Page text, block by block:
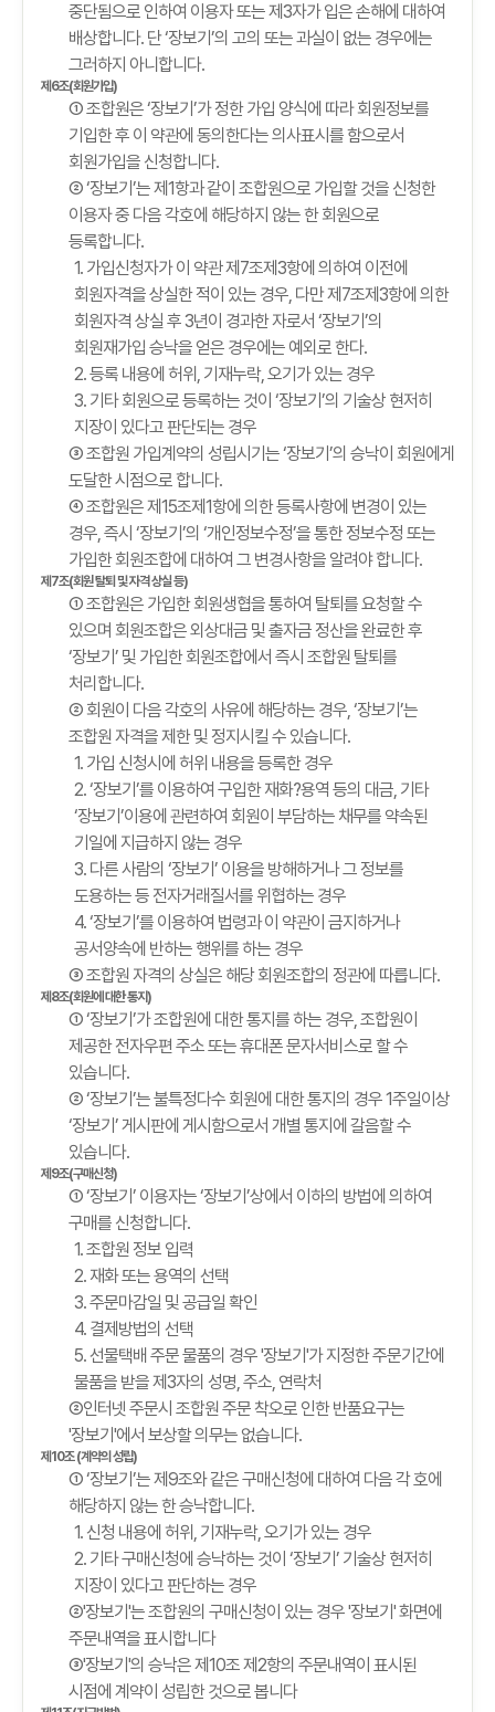
중단됨으로 인하여 이용자 또는 제3자가 입은 손해에 대하여
배상합니다. 단 ‘장보기’의 고의 또는 과실이 없는 경우에는
그러하지 아니합니다.
제6조(회원가입)
① 조합원은 ‘장보기’가 정한 가입 양식에 따라 회원정보를
기입한 후 이 약관에 동의한다는 의사표시를 함으로서
회원가입을 신청합니다.
② ‘장보기’는 제1항과 같이 조합원으로 가입할 것을 신청한
이용자 중 다음 각호에 해당하지 않는 한 회원으로
등록합니다.
1. 가입신청자가 이 약관 제7조제3항에 의하여 이전에
회원자격을 상실한 적이 있는 경우, 다만 제7조제3항에 의한
회원자격 상실 후 3년이 경과한 자로서 ‘장보기’의
회원재가입 승낙을 얻은 경우에는 예외로 한다.
2. 등록 내용에 허위, 기재누락, 오기가 있는 경우
3. 기타 회원으로 등록하는 것이 ‘장보기’의 기술상 현저히
지장이 있다고 판단되는 경우
③ 조합원 가입계약의 성립시기는 ‘장보기’의 승낙이 회원에게
도달한 시점으로 합니다.
④ 조합원은 제15조제1항에 의한 등록사항에 변경이 있는
경우, 즉시 ‘장보기’의 ‘개인정보수정’을 통한 정보수정 또는
가입한 회원조합에 대하여 그 변경사항을 알려야 합니다.
제7조(회원 탈퇴 및 자격 상실 등)
① 조합원은 가입한 회원생협을 통하여 탈퇴를 요청할 수
있으며 회원조합은 외상대금 및 출자금 정산을 완료한 후
‘장보기’ 및 가입한 회원조합에서 즉시 조합원 탈퇴를
처리합니다.
② 회원이 다음 각호의 사유에 해당하는 경우, ‘장보기’는
조합원 자격을 제한 및 정지시킬 수 있습니다.
1. 가입 신청시에 허위 내용을 등록한 경우
2. ‘장보기’를 이용하여 구입한 재화?용역 등의 대금, 기타
‘장보기’이용에 관련하여 회원이 부담하는 채무를 약속된
기일에 지급하지 않는 경우
3. 다른 사람의 ‘장보기’ 이용을 방해하거나 그 정보를
도용하는 등 전자거래질서를 위협하는 경우
4. ‘장보기’를 이용하여 법령과 이 약관이 금지하거나
공서양속에 반하는 행위를 하는 경우
③ 조합원 자격의 상실은 해당 회원조합의 정관에 따릅니다.
제8조(회원에 대한 통지)
① ‘장보기’가 조합원에 대한 통지를 하는 경우, 조합원이
제공한 전자우편 주소 또는 휴대폰 문자서비스로 할 수
있습니다.
② ‘장보기’는 불특정다수 회원에 대한 통지의 경우 1주일이상
‘장보기’ 게시판에 게시함으로서 개별 통지에 갈음할 수
있습니다.
제9조(구매신청)
① ‘장보기’ 이용자는 ‘장보기’상에서 이하의 방법에 의하여
구매를 신청합니다.
1. 조합원 정보 입력
2. 재화 또는 용역의 선택
3. 주문마감일 및 공급일 확인
4. 결제방법의 선택
5. 선물택배 주문 물품의 경우 '장보기'가 지정한 주문기간에
물품을 받을 제3자의 성명, 주소, 연락처
②인터넷 주문시 조합원 주문 착오로 인한 반품요구는
'장보기'에서 보상할 의무는 없습니다.
제10조 (계약의 성립)
① ‘장보기’는 제9조와 같은 구매신청에 대하여 다음 각 호에
해당하지 않는 한 승낙합니다.
1. 신청 내용에 허위, 기재누락, 오기가 있는 경우
2. 기타 구매신청에 승낙하는 것이 ‘장보기’ 기술상 현저히
지장이 있다고 판단하는 경우
②'장보기'는 조합원의 구매신청이 있는 경우 '장보기' 화면에
주문내역을 표시합니다
③'장보기'의 승낙은 제10조 제2항의 주문내역이 표시된
시점에 계약이 성립한 것으로 봅니다